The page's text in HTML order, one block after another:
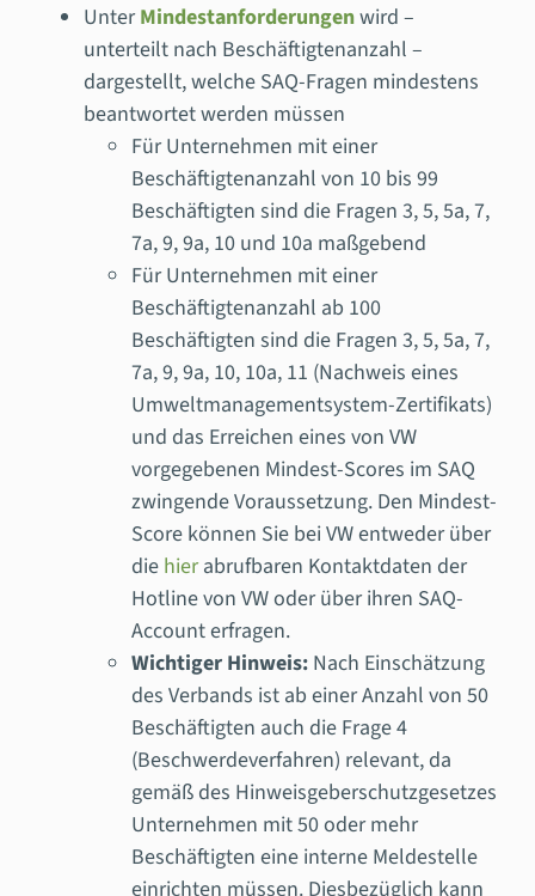
UnterMindestanforderungenwird –
unterteilt nach Beschäftigtenanzahl –
dargestellt, welche SAQ-Fragen mindestens
beantwortet werden müssen
Für Unternehmen mit einer
Beschäftigtenanzahl von 10 bis 99
Beschäftigten sind die Fragen 3, 5, 5a, 7,
7a, 9, 9a, 10 und 10a maßgebend
Für Unternehmen mit einer
Beschäftigtenanzahl ab 100
Beschäftigten sind die Fragen 3, 5, 5a, 7,
7a, 9, 9a, 10, 10a, 11 (Nachweis eines
Umweltmanagementsystem-Zertifikats)
und das Erreichen eines von VW
vorgegebenen Mindest-Scores im SAQ
zwingende Voraussetzung. Den Mindest-
Score können Sie bei VW entweder über
die hierabrufbaren Kontaktdaten der
Hotline von VW oder über ihren SAQ-
Account erfragen.
Wichtiger Hinweis:Nach Einschätzung
des Verbands ist ab einer Anzahl von 50
Beschäftigten auch die Frage 4
(Beschwerdeverfahren) relevant, da
gemäß des Hinweisgeberschutzgesetzes
Unternehmen mit 50 oder mehr
Beschäftigten eine interne Meldestelle
einrichten müssen. Diesbezüglich kann